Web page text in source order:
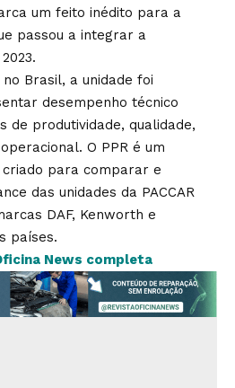
um feito inédito para a
passou a integrar a
Brasil, a unidade foi
desempenho técnico
de produtividade, qualidade,
O PPR é um
para comparar e
das unidades da PACCAR
DAF, Kenworth e
países.
News completa